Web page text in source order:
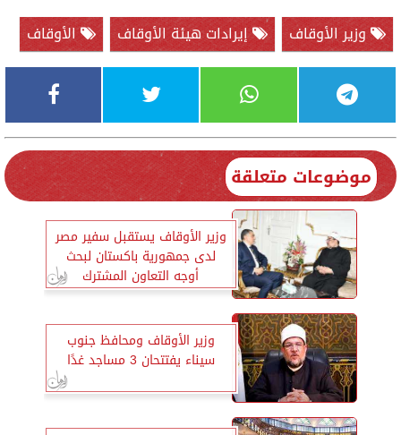
وزير الأوقاف
إيرادات هيئة الأوقاف الأوقاف
موضوعات متعلقة
وزير الأوقاف يستقبل سفير مصر
لدى جمهورية باكستان لبحث
أوجه التعاون المشترك
وزير الأوقاف ومحافظ جنوب
سيناء يفتتحان 3 مساجد غدًا